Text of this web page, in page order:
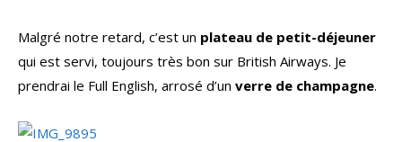
Malgré notre retard, c’est un plateau de petit-déjeuner
qui est servi, toujours très bon sur British Airways. Je
prendrai le Full English, arrosé d’un verre de champagne.